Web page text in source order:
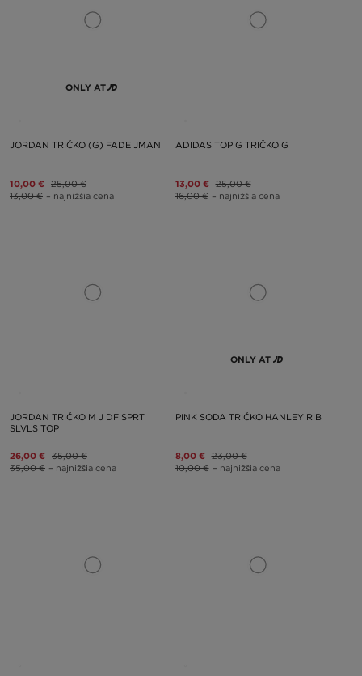
ONLY AT
JORDAN TRIČKO (G) FADE JMAN
10,00 € 25,00 €
13,00 € – najnižšia cena
ADIDAS TOP G TRIČKO G
13,00 € 25,00 €
16,00 € – najnižšia cena
JORDAN TRIČKO M J DF SPRT
SLVLS TOP
26,00 € 35,00 €
35,00 € – najnižšia cena
ONLY AT
PINK SODA TRIČKO HANLEY RIB
8,00 € 23,00 €
10,00 € – najnižšia cena